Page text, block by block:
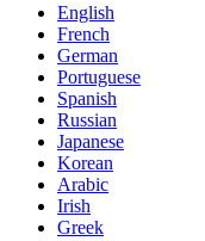
English
French
German
Portuguese
Spanish
Russian
Japanese
Korean
Arabic
Irish
Greek